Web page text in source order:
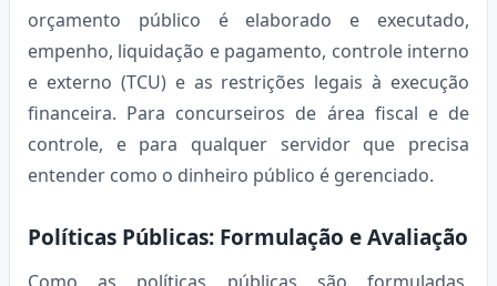
orçamento público é elaborado e executado,
empenho, liquidação e pagamento, controle interno
e externo (TCU) e as restrições legais à execução
financeira. Para concurseiros de área fiscal e de
controle, e para qualquer servidor que precisa
entender como o dinheiro público é gerenciado.
Políticas Públicas: Formulação e Avaliação
Como as políticas públicas são formuladas,